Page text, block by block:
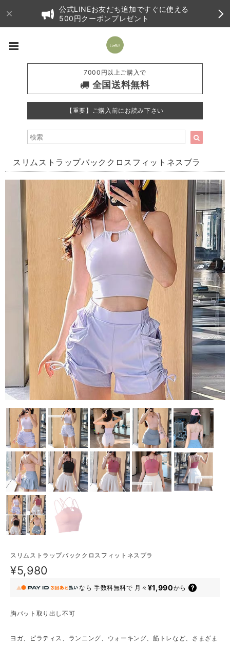
公式LINEお友だち追加ですぐに使える
500円クーポンプレゼント
7000円以上ご購入で
全国送料無料
【重要】ご購入前にお読み下さい
スリムストラップバッククロスフィットネスブラ
スリムストラップバッククロスフィットネスブラ
¥5,980
なら 手数料無料で 月々 ¥1,990から
胸パット取り出し不可
ヨガ、ピラティス、ランニング、ウォーキング、筋トレなど、さまざま